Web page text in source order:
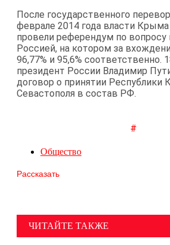
После государственного
феврале 2014 года власти
провели референдум по вопросу
Россией, на котором за
96,77% и 95,6% соответственно.
президент России Владимир
договор о принятии Республики
Севастополя в состав РФ.
#
Общество
Рассказать
ЧИТАЙТЕ ТАКЖЕ